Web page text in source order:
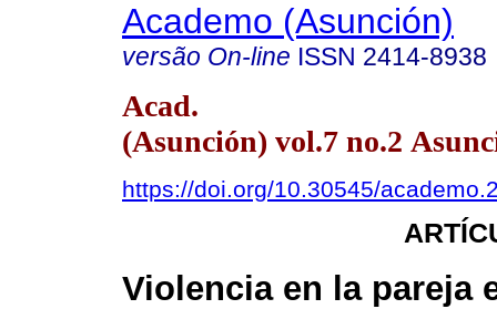
Academo (Asunción)
versão On-line ISSN 2414-8938
Acad.
(Asunción) vol.7 no.2
https://doi.org/10.30545/
Violencia en la pareja